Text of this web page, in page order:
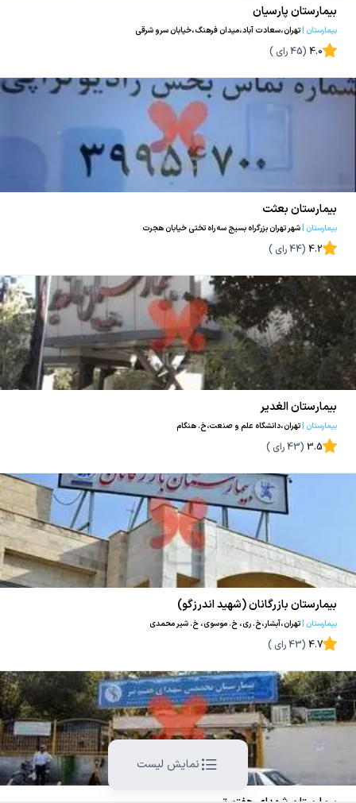
بیمارستان پارسیان
بیمارستان |تهران،سعادت آباد،میدان فرهنگ،خیابان سرو شرقی
4.0
(
45رای )
بیمارستان بعثت
بیمارستان |شهر تهران بزرگراه بسیج سه راه تختی خیابان هجرت
4.2
(
44رای )
بیمارستان الغدیر
بیمارستان |تهران،دانشگاه علم و صنعت،خ. هنگام
3.5
(
43رای )
بیمارستان بازرگانان (شهید اندرزگو)
بیمارستان |تهران،آبشار،خ. ری، خ. موسوی، خ. شیر محمدی
4.7
(
43رای )
نمایش لیست